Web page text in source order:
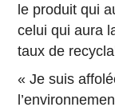
le produit qui
celui qui aura
taux de
« Je suis